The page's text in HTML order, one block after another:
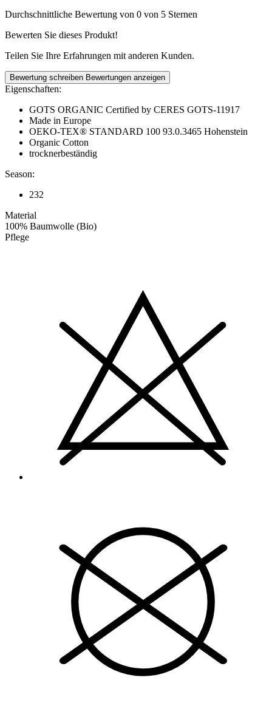
Durchschnittliche Bewertung von 0 von 5 Sternen
Bewerten Sie dieses Produkt!
Teilen Sie Ihre Erfahrungen mit anderen Kunden.
Bewertung schreiben Bewertungen anzeigen
Eigenschaften:
GOTS ORGANIC Certified by CERES GOTS-11917
Made in Europe
OEKO-TEX® STANDARD 100 93.0.3465 Hohenstein
Organic Cotton
trocknerbeständig
Season:
232
Material
100% Baumwolle (Bio)
Pflege